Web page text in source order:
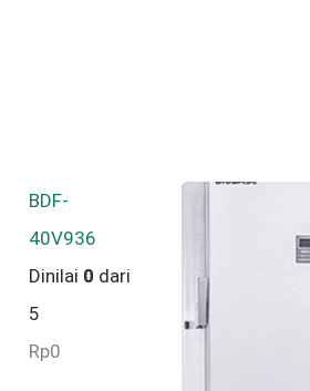
BDF-
40V936
Dinilai 0 dari
5
Rp0